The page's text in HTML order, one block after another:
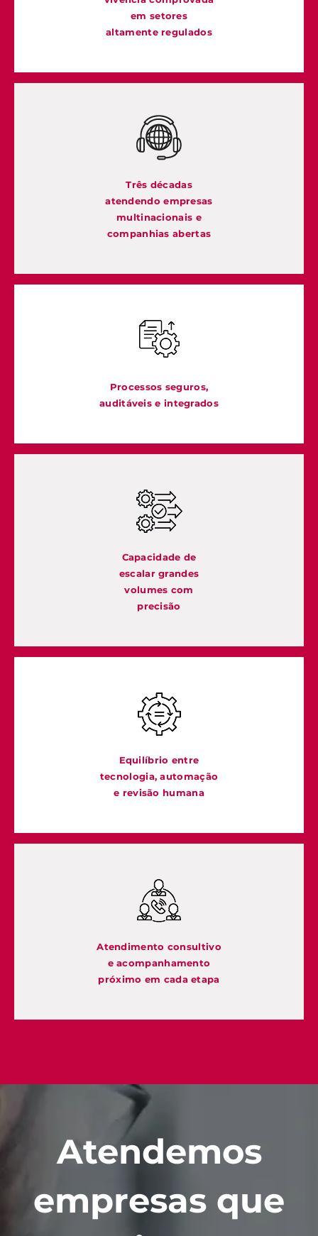
em setores
altamente regulados
Três décadas
atendendo empresas
multinacionais e
companhias abertas
Processos seguros,
auditáveis e integrados
Capacidade de
escalar grandes
volumes com
precisão
Equilíbrio entre
tecnologia, automação
e revisão humana
Atendimento consultivo
e acompanhamento
próximo em cada etapa
Atendemos
empresas que